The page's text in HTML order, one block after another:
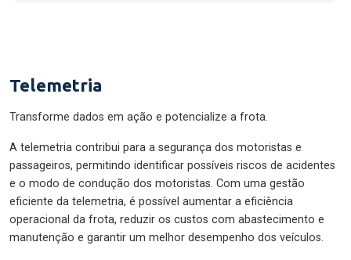
Telemetria
Transforme dados em ação e potencialize a frota.
A telemetria contribui para a segurança dos motoristas e
passageiros, permitindo identificar possíveis riscos de acidentes
e o modo de condução dos motoristas. Com uma gestão
eficiente da telemetria, é possível aumentar a eficiência
operacional da frota, reduzir os custos com abastecimento e
manutenção e garantir um melhor desempenho dos veículos.